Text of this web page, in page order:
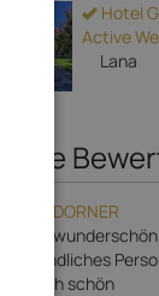
Hotel
Active
Lana
DAS DORNER
ist
Freundliches
Einfach schön